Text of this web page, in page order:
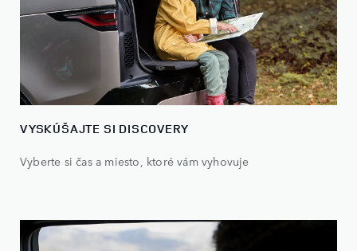
VYSKÚŠAJTE SI DISCOVERY
Vyberte si čas a miesto, ktoré vám vyhovuje